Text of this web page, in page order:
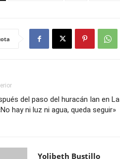
del paso del huracán Ian en La
hay ni luz ni agua, queda seguir»
Yolibeth Bustillo